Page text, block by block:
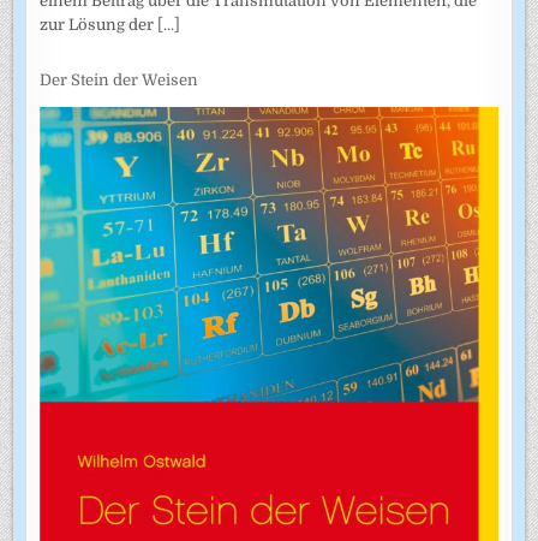
zur Lösung der [...]
Der Stein der Weisen